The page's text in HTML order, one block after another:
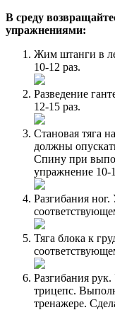
В среду
упражнениями:
Жим штанги в
10-12 раз.
Разведение
12-15 раз.
Становая тяга
должны
Спину при
упражнение 10-
Разгибания
Тяга блока к
Разгибания
трицепс.
тренажере.